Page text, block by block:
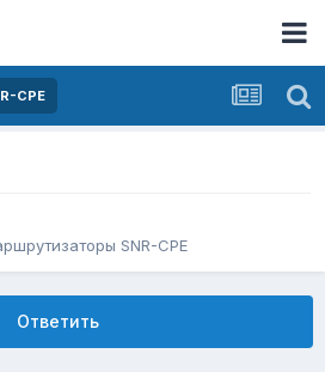
CPE
SNR-CPE
Ответить